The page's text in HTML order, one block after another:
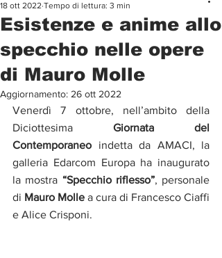
Esistenze e anime allo
specchio nelle opere
di Mauro Molle
18 ott 2022 Tempo di lettura: 3 min
Aggiornamento: 26 ott 2022
Venerdì 7 ottobre, nell’ambito della
Diciottesima Giornata del
Contemporaneo indetta da AMACI, la
galleria Edarcom Europa ha inaugurato
la mostra “Specchio riflesso”, personale
di Mauro Molle a cura di Francesco Ciaffi
e Alice Crisponi.